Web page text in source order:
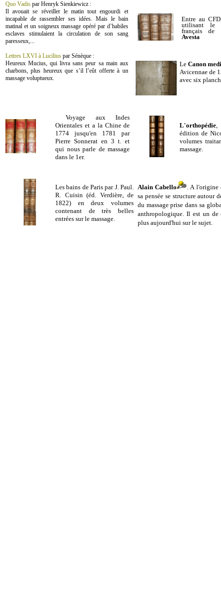
Quo Vadis par Henryk Sienkiewicz :
Il avouait se réveiller le matin tout engourdi et
incapable de rassembler ses idées. Mais le bain
matinal et un soigneux massage opéré par d’habiles
esclaves stimulaient la circulation de son sang
paresseux,...
Lettres LXVI à Lucilius par Sénèque :
Heureux Mucius, qui livra sans peur sa main aux
charbons, plus heureux que s’il l’eût offerte à un
massage voluptueux.
Entre au
utilisant
français
Avesta
Le Canon
Avicennae de
avec six
Voyage aux Indes
Orientales et a la Chine de
1774 jusqu'en 1781 par
Pierre Sonnerat en 3 t. et
qui nous parle de massage
dans le 1er.
L'orthopédie,
édition de
volumes
massage.
Les bains de Paris par J. Paul.
R. Cuisin (éd. Verdière, de
1822) en deux volumes
contenant de très belles
entrées sur le massage.
Alain Cabello
. A l'origine
sa pensée se structure autour
du massage prise dans sa
anthropologique. Il est un
plus aujourd'hui sur le sujet.